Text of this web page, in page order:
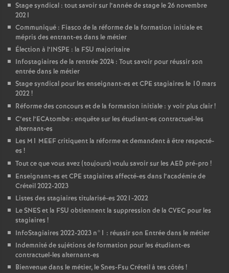
Stage syndical : tout savoir sur l’année de stage le 26 novembre
2021
Communiqué : Fiasco de la réforme de la formation initiale et
mépris des entrant-es dans le métier
Élection à l’INSPE : la FSU majoritaire
Infostagiaires de la rentrée 2024 : Tout savoir pour réussir son
entrée dans le métier
Stage syndical pour les enseignant-es etCPE stagiaires le 10 mars
2022!
Réforme des concours et de la formation initiale : y voir plus clair!
C’est l’ECAtombe : enquête sur les étudiant-es contractuel-les
alternant-es
Les M1 MEEFcritiquent la réforme et demandent à être respecté-
es !
Tout ce que vous avez (toujours) voulu savoir sur les AED pré-pro !
Enseignant-es etCPE stagiaires affecté-es dans l’académie de
Créteil 2022-2023
Listes des stagiaires titularisé-es 2021-2022
LeSNESet la FSU obtiennent la suppression de la CVEC pour les
stagiaires !
InfoStagiaires 2022-2023 n°1 : réussir son Entrée dans le métier
Indemnité de sujétions de formation pour les étudiant-es
contractuel-les alternant-es
Bienvenue dans le métier, le Snes-Fsu Créteil à tes côtés !